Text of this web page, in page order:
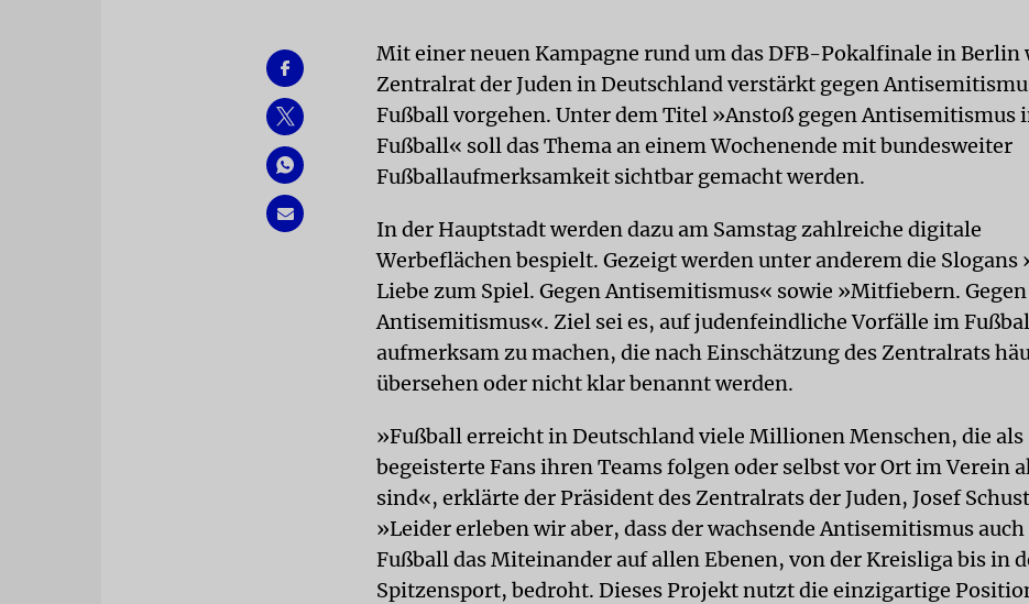
Mit einer neuen Kampagne rund um das DFB-Pokalfinale in Berlin
Zentralrat der Juden in Deutschland verstärkt gegen
Fußball vorgehen. Unter dem Titel »Anstoß gegen Antisemitismus
Fußball« soll das Thema an einem Wochenende mit bundesweiter
Fußballaufmerksamkeit sichtbar gemacht werden.
In der Hauptstadt werden dazu am Samstag zahlreiche digitale
Werbeflächen bespielt. Gezeigt werden unter anderem die Slogans
Liebe zum Spiel. Gegen Antisemitismus« sowie »Mitfiebern. Gegen
Antisemitismus«. Ziel sei es, auf judenfeindliche Vorfälle im
aufmerksam zu machen, die nach Einschätzung des Zentralrats
übersehen oder nicht klar benannt werden.
»Fußball erreicht in Deutschland viele Millionen Menschen, die als
begeisterte Fans ihren Teams folgen oder selbst vor Ort im Verein
sind«, erklärte der Präsident des Zentralrats der Juden, Josef
»Leider erleben wir aber, dass der wachsende Antisemitismus
Fußball das Miteinander auf allen Ebenen, von der Kreisliga bis in
Spitzensport, bedroht. Dieses Projekt nutzt die einzigartige